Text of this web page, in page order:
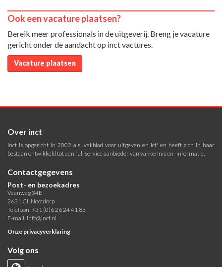
Ook een vacature plaatsen?
Bereik meer professionals in de uitgeverij. Breng je vacature
gericht onder de aandacht op inct vactures.
Vacature plaatsen
Over inct
inct is opgericht in 2002 als 'vakblad voor uitgeven en ict' en heeft zich in haar
bestaan ontwikkeld tot een full service aanbieder van vakkennis en -informatie.
Contactgegevens
Post- en bezoekadres
Veenweg 34E
2631 CL Nootdorp
Telefoon: +31 (0)6 26 24 41 83
E-mail: info@inct.nl
Onze privacyverklaring
Volg ons